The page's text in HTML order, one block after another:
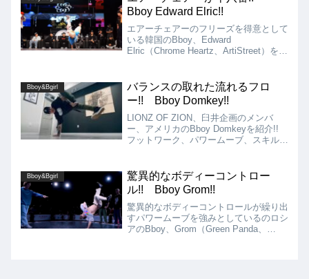
いこなして踊る、正にオールラウンダー
なBboyです!!
Bboy Edward Elric!!
エアーチェアーのフリーズを得意として
いる韓国のBboy、Edward
Elric（Chrome Heartz、ArtiStreet）を紹
るかのようです!!
Bboy&Bgirl
バランスの取れた流れるフロ
ー!! Bboy Domkey!!
LIONZ OF ZION、臼井企画のメンバ
ー、アメリカのBboy Domkeyを紹介!!
フットワーク、パワームーブ、スキル、
動きも彼の魅力です!!
Bboy&Bgirl
驚異的なボディーコントロー
ル!! Bboy Grom!!
驚異的なボディーコントロールが繰り出
すパワームーブを強みとしているのロシ
アのBboy、Grom（Green Panda、